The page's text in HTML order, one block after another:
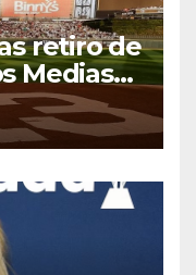
retiro de
Medias